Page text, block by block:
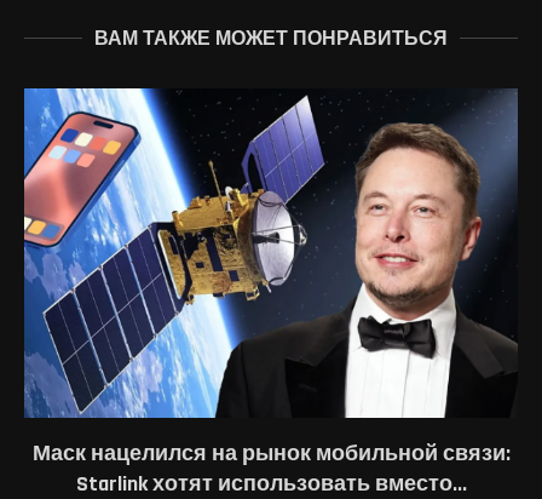
ВАМ ТАКЖЕ МОЖЕТ ПОНРАВИТЬСЯ
Маск нацелился на рынок мобильной связи:
Starlink хотят использовать вместо...